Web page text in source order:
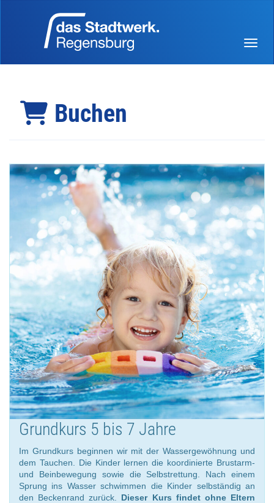
Menü
Buchen
Grundkurs 5 bis 7 Jahre
Im Grundkurs beginnen wir mit der Wassergewöhnung und
dem Tauchen. Die Kinder lernen die koordinierte Brustarm-
und Beinbewegung sowie die Selbstrettung. Nach einem
Sprung ins Wasser schwimmen die Kinder selbständig an
den Beckenrand zurück. Dieser Kurs findet ohne Eltern